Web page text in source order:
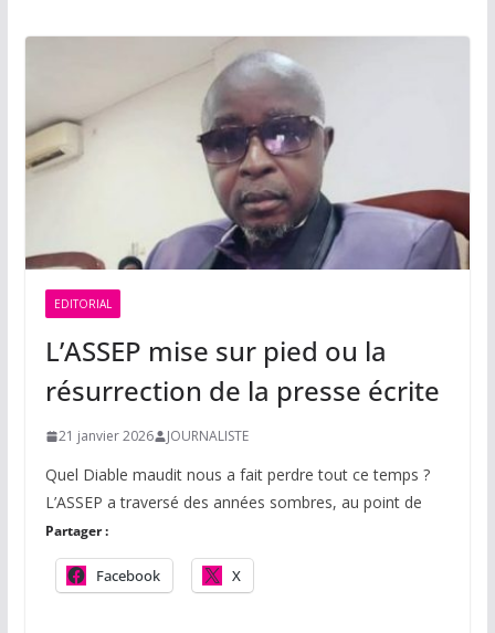
EDITORIAL
L’ASSEP mise sur pied ou la
résurrection de la presse écrite
21 janvier 2026 JOURNALISTE
Quel Diable maudit nous a fait perdre tout ce temps ?
L’ASSEP a traversé des années sombres, au point de
Partager :
Facebook X